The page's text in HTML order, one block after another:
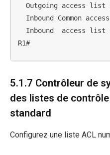
Outgoing access list
Inbound Common
Inbound  access list
R1#
5.1.7 Contrôleur de
des listes de contrôle
standard
Configurez une liste ACL